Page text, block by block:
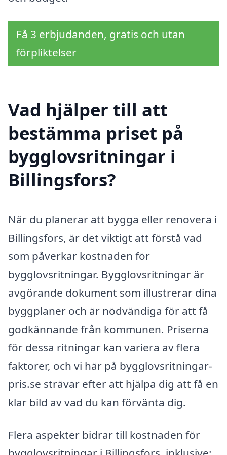
Få 3 erbjudanden, gratis och utan
förpliktelser
Vad hjälper till att
bestämma priset på
bygglovsritningar i
Billingsfors?
När du planerar att bygga eller renovera i
Billingsfors, är det viktigt att förstå vad
som påverkar kostnaden för
bygglovsritningar. Bygglovsritningar är
avgörande dokument som illustrerar dina
byggplaner och är nödvändiga för att få
godkännande från kommunen. Priserna
för dessa ritningar kan variera av flera
faktorer, och vi här på bygglovsritningar-
pris.se strävar efter att hjälpa dig att få en
klar bild av vad du kan förvänta dig.
Flera aspekter bidrar till kostnaden för